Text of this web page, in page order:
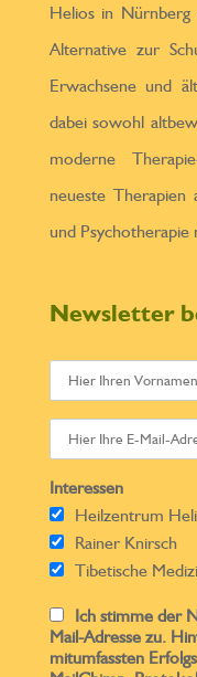
Helios in Nürnberg
Alternative zur
Erwachsene und
dabei sowohl
moderne
neueste Therapien
und
Newsletter
Interessen
Heilzentrum
Rainer Knirsch
Tibetische
Ich stimme der
Mail-Adresse zu.
mitumfassten